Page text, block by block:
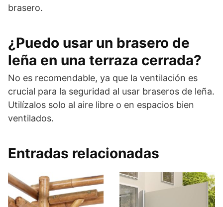
brasero.
¿Puedo usar un brasero de
leña en una terraza cerrada?
No es recomendable, ya que la ventilación es
crucial para la seguridad al usar braseros de leña.
Utilízalos solo al aire libre o en espacios bien
ventilados.
Entradas relacionadas